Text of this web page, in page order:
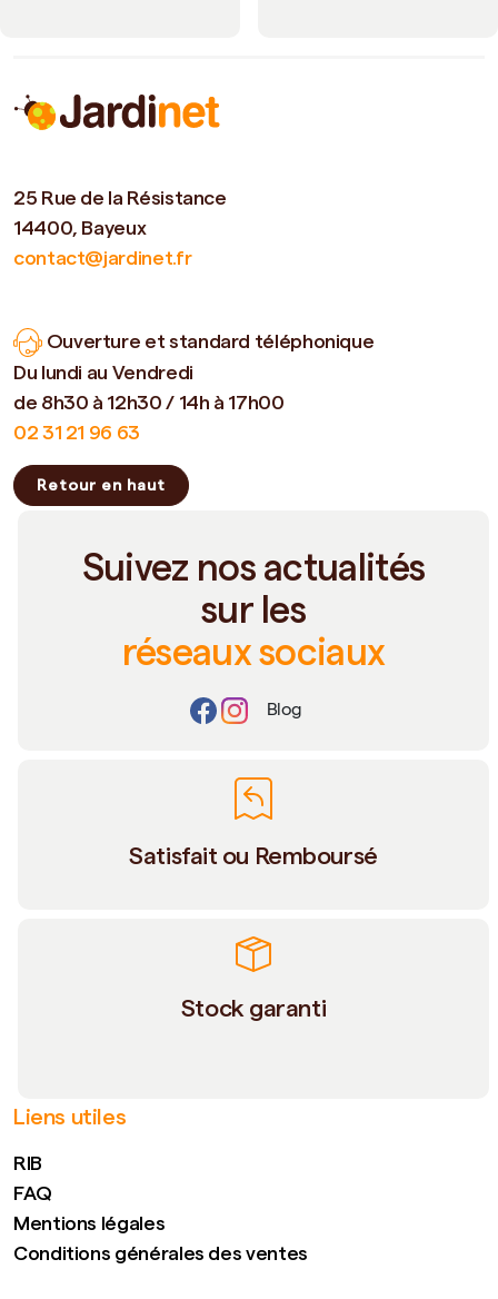
25 Rue de la Résistance
14400, Bayeux
contact@jardinet.fr
Ouverture et standard téléphonique
Du lundi au Vendredi
de 8h30 à 12h30 / 14h à 17h00
02 31 21 96 63
Retour en haut
Suivez nos actualités
sur les
réseaux sociaux
Blog
Satisfait ou Remboursé
Stock garanti
Liens utiles
RIB
FAQ
Mentions légales
Conditions générales des ventes